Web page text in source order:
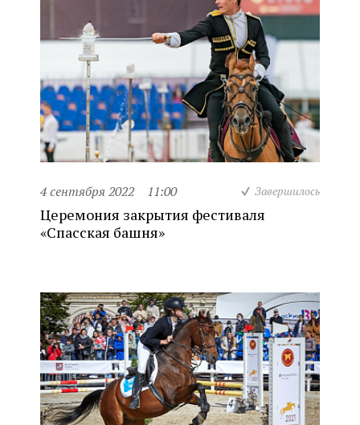
4 сентября 2022 11:00 Завершилось
Церемония закрытия фестиваля
«Спасская башня»